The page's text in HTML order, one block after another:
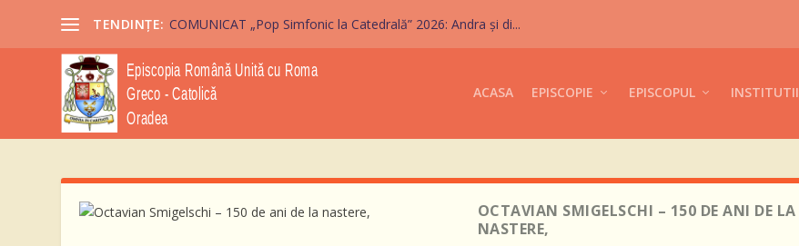
TENDINȚE: COMUNICAT „Pop Simfonic la Catedrală” 2026: Andra și di...
ACASA EPISCOPIE EPISCOPUL INSTITUTII
OCTAVIAN SMIGELSCHI – 150 DE ANI DE LA
NASTERE,